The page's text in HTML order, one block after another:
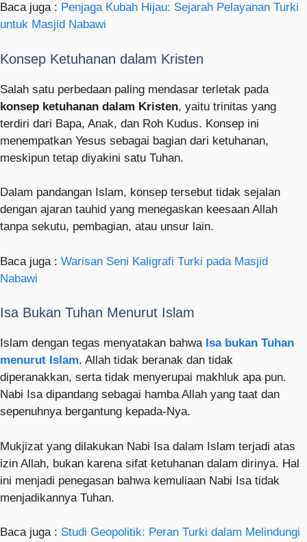
Baca juga : Penjaga Kubah Hijau: Sejarah Pelayanan Turki
untuk Masjid Nabawi
Konsep Ketuhanan dalam Kristen
Salah satu perbedaan paling mendasar terletak pada
konsep ketuhanan dalam Kristen, yaitu trinitas yang
terdiri dari Bapa, Anak, dan Roh Kudus. Konsep ini
menempatkan Yesus sebagai bagian dari ketuhanan,
meskipun tetap diyakini satu Tuhan.
Dalam pandangan Islam, konsep tersebut tidak sejalan
dengan ajaran tauhid yang menegaskan keesaan Allah
tanpa sekutu, pembagian, atau unsur lain.
Baca juga : Warisan Seni Kaligrafi Turki pada Masjid
Nabawi
Isa Bukan Tuhan Menurut Islam
Islam dengan tegas menyatakan bahwa Isa bukan Tuhan
menurut Islam. Allah tidak beranak dan tidak
diperanakkan, serta tidak menyerupai makhluk apa pun.
Nabi Isa dipandang sebagai hamba Allah yang taat dan
sepenuhnya bergantung kepada-Nya.
Mukjizat yang dilakukan Nabi Isa dalam Islam terjadi atas
izin Allah, bukan karena sifat ketuhanan dalam dirinya. Hal
ini menjadi penegasan bahwa kemuliaan Nabi Isa tidak
menjadikannya Tuhan.
Baca juga : Studi Geopolitik: Peran Turki dalam Melindungi